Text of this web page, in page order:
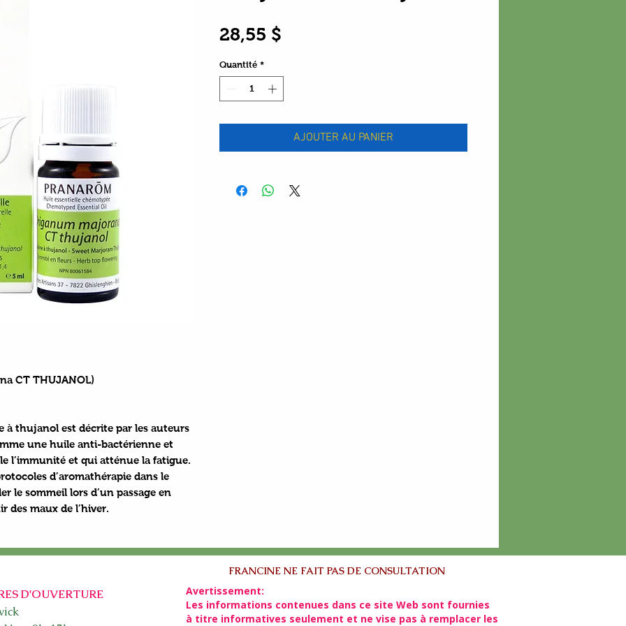
CT THUJANOL)
à thujanol est décrite par les auteurs
une huile anti-bactérienne et
l’immunité et qui atténue la fatigue.
d’aromathérapie dans le
le sommeil lors d’un passage en
des maux de l’hiver.
28,55 $
Quantité *
AJOUTER AU PANIER
FRANCINE NE FAIT PAS DE CONSULTATION
D'OUVERTURE
Avertissement:
Les informations contenues dans ce site Web sont fournies
à titre informatives seulement et ne vise pas à remplacer les